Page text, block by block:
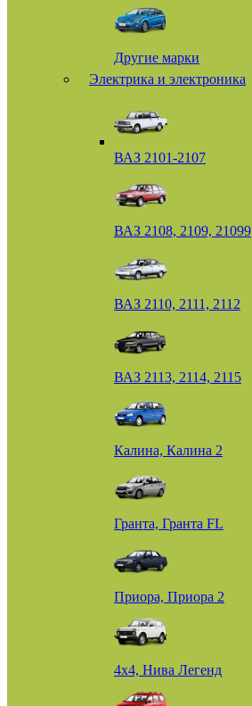
Другие марки
Электрика и электроника
ВАЗ 2101-2107
ВАЗ 2108, 2109, 21099
ВАЗ 2110, 2111, 2112
ВАЗ 2113, 2114, 2115
Калина, Калина 2
Гранта, Гранта FL
Приора, Приора 2
4х4, Нива Легенд